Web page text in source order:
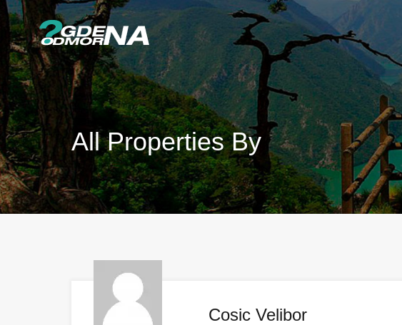
All Properties By
Cosic Velibor